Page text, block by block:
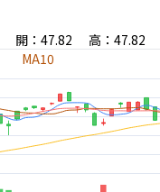
開：47.82 高：47.82
MA10